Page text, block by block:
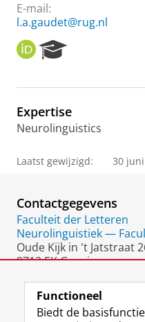
E-mail:
l.a.gaudet@rug.nl
O
R
I
e
r
c
P
o
t
a
l
Expertise
Neurolinguistics
Laatst gewijzigd: 30
Contactgegevens
Faculteit der Letteren
Neurolinguistiek —
Oude Kijk in 't Jatstraat
9712 EK Groningen
Functioneel
Biedt de